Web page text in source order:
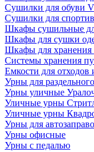
Сушилки для обуви
Сушилки для
Шкафы сушильные
Шкафы для сушки
Шкафы для хранения
Системы хранения
Емкости для отходов
Урны для
Урны уличные
Уличные урны
Уличные урны
Урны для
Урны офисные
Урны с педалью